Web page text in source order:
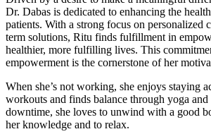
Dr. Dabas is dedicated to enhancing the
patients. With a strong focus on personalized
term solutions, Ritu finds fulfillment in
healthier, more fulfilling lives. This
empowerment is the cornerstone of her
When she’s not working, she enjoys staying
workouts and finds balance through yoga
downtime, she loves to unwind with a good
her knowledge and to relax.